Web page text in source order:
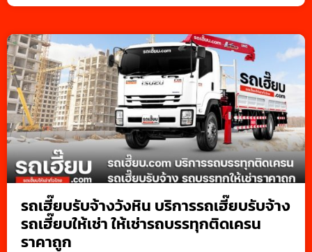
รถเฮี๊ยบรับจ้างวังหิน บริการรถเฮี๊ยบรับจ้าง
รถเฮี๊ยบให้เช่า ให้เช่ารถบรรทุกติดเครน
ราคาถูก